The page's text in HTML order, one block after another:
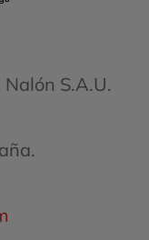
S.A.U.